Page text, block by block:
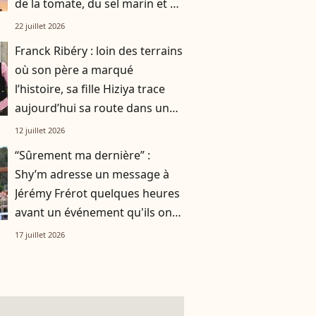
de la tomate, du sel marin et un
smoothie"
22 juillet 2026
Franck Ribéry : loin des terrains
où son père a marqué
l’histoire, sa fille Hiziya trace
aujourd’hui sa route dans un
tout autre univers
12 juillet 2026
“Sûrement ma dernière” :
Shy’m adresse un message à
Jérémy Frérot quelques heures
avant un événement qu'ils ont
vécu ensemble
17 juillet 2026